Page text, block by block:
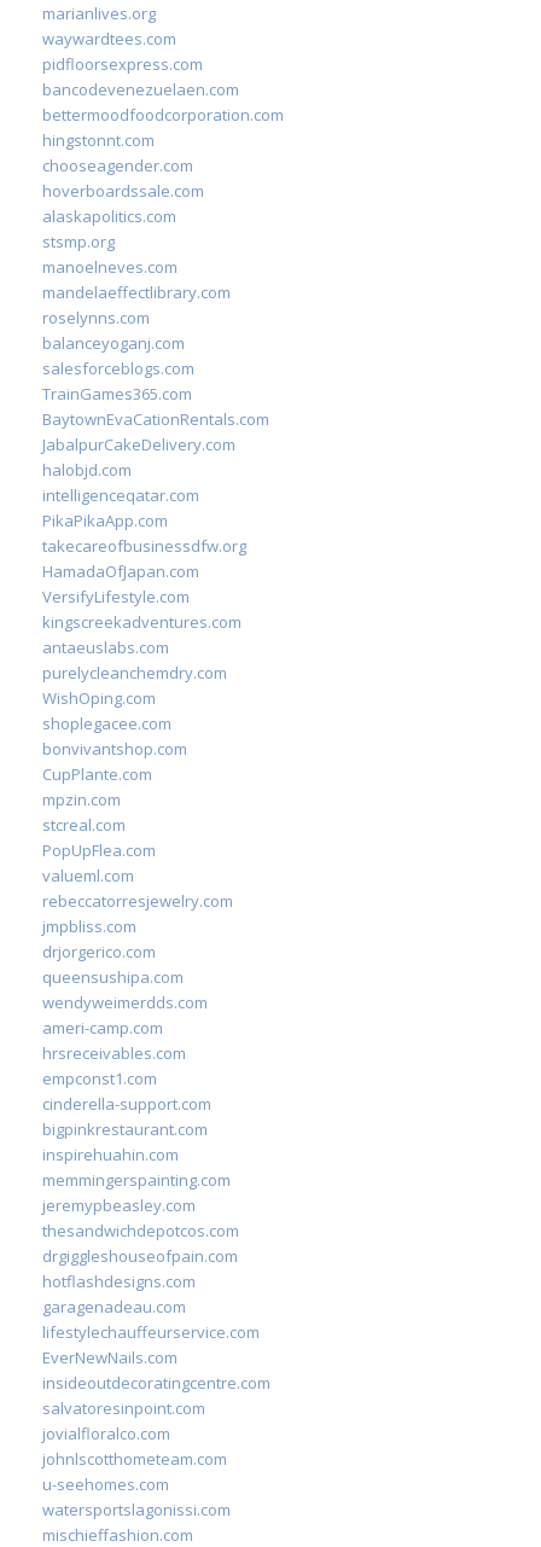
marianlives.org
waywardtees.com
pidfloorsexpress.com
bancodevenezuelaen.com
bettermoodfoodcorporation.com
hingstonnt.com
chooseagender.com
hoverboardssale.com
alaskapolitics.com
stsmp.org
manoelneves.com
mandelaeffectlibrary.com
roselynns.com
balanceyoganj.com
salesforceblogs.com
TrainGames365.com
BaytownEvaCationRentals.com
JabalpurCakeDelivery.com
halobjd.com
intelligenceqatar.com
PikaPikaApp.com
takecareofbusinessdfw.org
HamadaOfJapan.com
VersifyLifestyle.com
kingscreekadventures.com
antaeuslabs.com
purelycleanchemdry.com
WishOping.com
shoplegacee.com
bonvivantshop.com
CupPlante.com
mpzin.com
stcreal.com
PopUpFlea.com
valueml.com
rebeccatorresjewelry.com
jmpbliss.com
drjorgerico.com
queensushipa.com
wendyweimerdds.com
ameri-camp.com
hrsreceivables.com
empconst1.com
cinderella-support.com
bigpinkrestaurant.com
inspirehuahin.com
memmingerspainting.com
jeremypbeasley.com
thesandwichdepotcos.com
drgiggleshouseofpain.com
hotflashdesigns.com
garagenadeau.com
lifestylechauffeurservice.com
EverNewNails.com
insideoutdecoratingcentre.com
salvatoresinpoint.com
jovialfloralco.com
johnlscotthometeam.com
u-seehomes.com
watersportslagonissi.com
mischieffashion.com